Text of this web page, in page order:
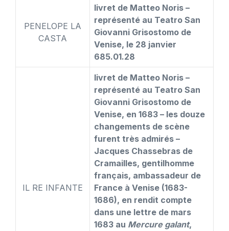
PENELOPE LA
CASTA
livret de Matteo Noris –
représenté au Teatro San
Giovanni Grisostomo de
Venise, le 28 janvier
685.01.28
IL RE INFANTE
livret de Matteo Noris –
représenté au Teatro San
Giovanni Grisostomo de
Venise, en 1683 – les douze
changements de scène
furent très admirés –
Jacques Chassebras de
Cramailles, gentilhomme
français, ambassadeur de
France à Venise (1683-
1686), en rendit compte
dans une lettre de mars
1683 au Mercure galant,